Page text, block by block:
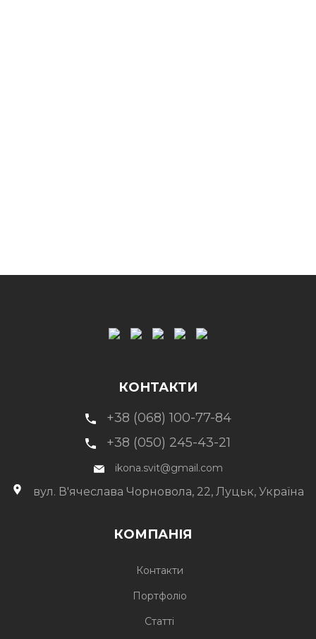
КОМПАНІЯ
Контакти
Портфоліо
Статті
КОНТАКТИ
+38 (068) 100-77-84
+38 (050) 245-43-21
ikona.svit@gmail.com
вул. В'ячеслава Чорновола, 22, Луцьк, Україна